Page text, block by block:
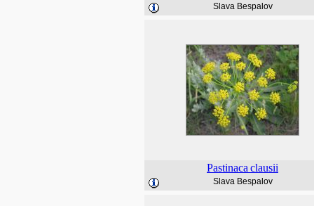
Slava Bespalov
Pastinaca clausii
Slava Bespalov